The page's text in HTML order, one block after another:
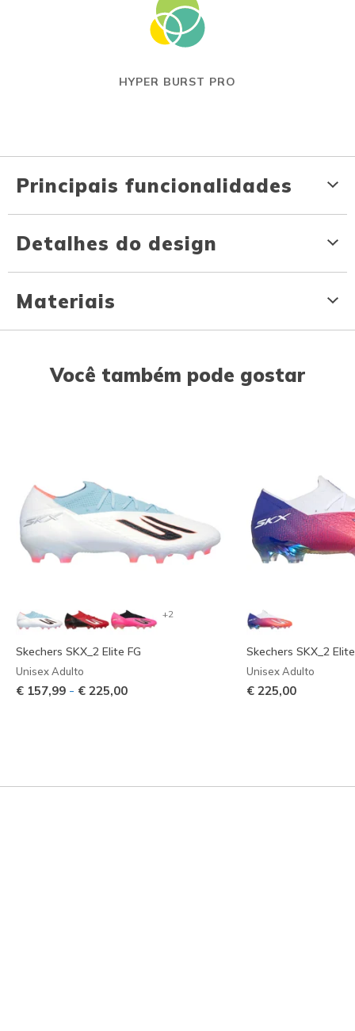
HYPER BURST PRO
Principais funcionalidades
Detalhes do design
Materiais
Você também pode gostar
+2
Skechers SKX_2 Elite FG
Unisex Adulto
€ 157,99 - € 225,00
Skechers SKX_2
Unisex Adulto
€ 225,00